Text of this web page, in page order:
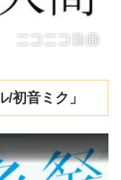
初音ミク」